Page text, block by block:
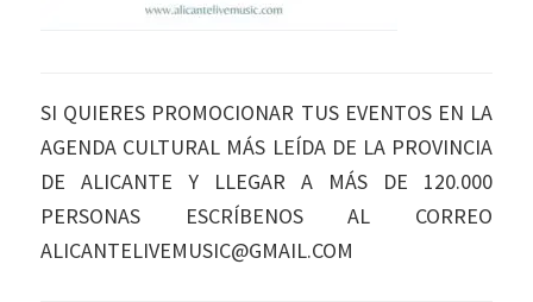
SI QUIERES PROMOCIONAR TUS EVENTOS EN LA
AGENDA CULTURAL MÁS LEÍDA DE LA PROVINCIA
DE ALICANTE Y LLEGAR A MÁS DE 120.000
PERSONAS ESCRÍBENOS AL CORREO
ALICANTELIVEMUSIC@GMAIL.COM